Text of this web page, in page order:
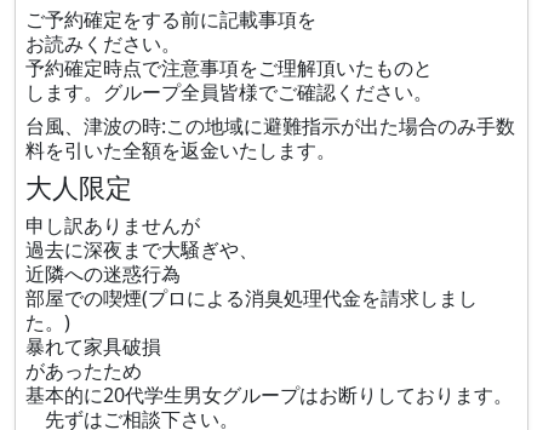
ご予約確定をする前に記載事項を
お読みください。
予約確定時点で注意事項をご理解頂いたものと
します。グループ全員皆様でご確認ください。
台風、津波の時:この地域に避難指示が出た場合のみ手数
料を引いた全額を返金いたします。
大人限定
申し訳ありませんが
過去に深夜まで大騒ぎや、
近隣への迷惑行為
部屋での喫煙(プロによる消臭処理代金を請求しまし
た。)
暴れて家具破損
があったため
基本的に20代学生男女グループはお断りしております。
先ずはご相談下さい。